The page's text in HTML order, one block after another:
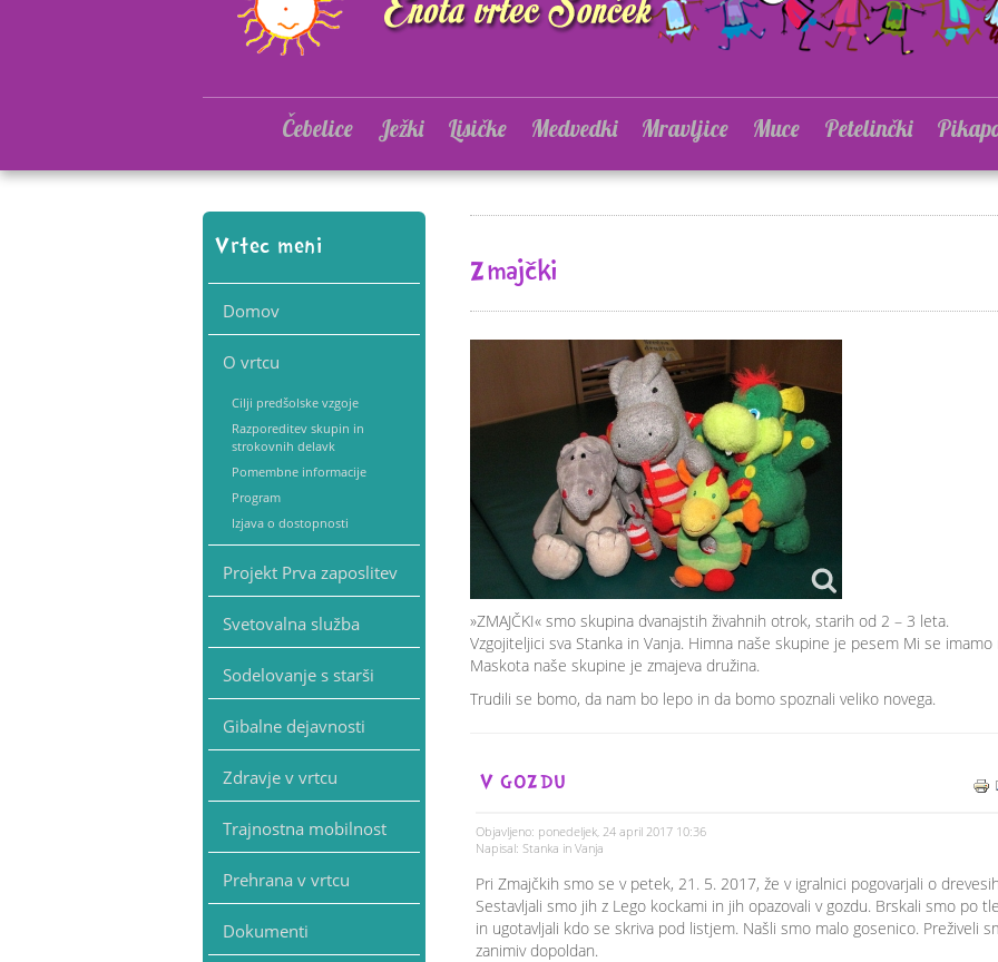
Čebelice Ježki Lisičke Medvedki Mravljice Muce Petelinčki
Vrtec meni
Domov
O vrtcu
Cilji predšolske vzgoje
Razporeditev skupin in
strokovnih delavk
Pomembne informacije
Program
Izjava o dostopnosti
Projekt Prva zaposlitev
Svetovalna služba
Sodelovanje s starši
Gibalne dejavnosti
Zdravje v vrtcu
Trajnostna mobilnost
Prehrana v vrtcu
Dokumenti
Zmajčki
»ZMAJČKI« smo skupina dvanajstih živahnih otrok, starih od 2 – 3 leta.
Vzgojiteljici sva Stanka in Vanja. Himna naše skupine je pesem Mi se imamo
Maskota naše skupine je zmajeva družina.
Trudili se bomo, da nam bo lepo in da bomo spoznali veliko novega.
V GOZDU
Objavljeno: ponedeljek, 24 april 2017 10:36
Napisal: Stanka in Vanja
Pri Zmajčkih smo se v petek, 21. 5. 2017, že v igralnici pogovarjali o
Sestavljali smo jih z Lego kockami in jih opazovali v gozdu. Brskali smo po
in ugotavljali kdo se skriva pod listjem. Našli smo malo gosenico. Preživeli
zanimiv dopoldan.